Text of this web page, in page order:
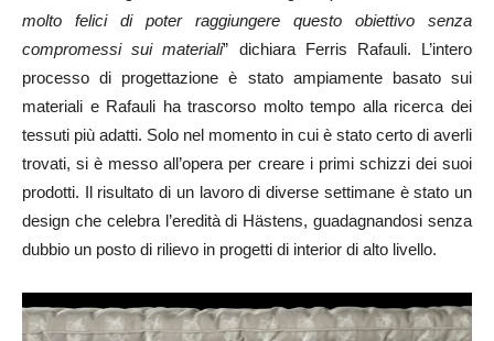
molto felici di poter raggiungere questo obiettivo senza
compromessi sui materiali” dichiara Ferris Rafauli. L’intero
processo di progettazione è stato ampiamente basato sui
materiali e Rafauli ha trascorso molto tempo alla ricerca dei
tessuti più adatti. Solo nel momento in cui è stato certo di averli
trovati, si è messo all’opera per creare i primi schizzi dei suoi
prodotti. Il risultato di un lavoro di diverse settimane è stato un
design che celebra l’eredità di Hästens, guadagnandosi senza
dubbio un posto di rilievo in progetti di interior di alto livello.